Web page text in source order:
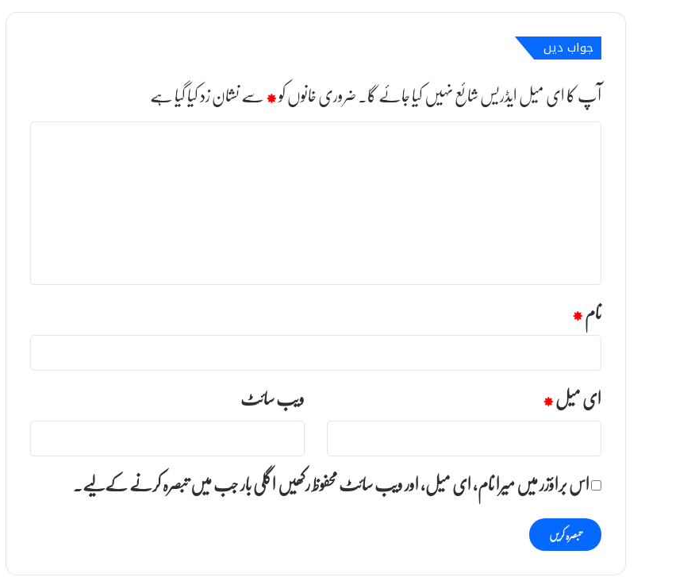
جواب دیں
آپ کا ای میل ایڈریس شائع نہیں کیا جائے گا۔ضروری خانوں کو*سے نشان زد کیا گیا ہے
ت
نام*
ای میل* ویب‌ سائٹ
اس براؤزر میں میرا نام، ای میل، اور ویب سائٹ محفوظ رکھیں اگلی بار جب میں تبصرہ کرنے کےلیے۔